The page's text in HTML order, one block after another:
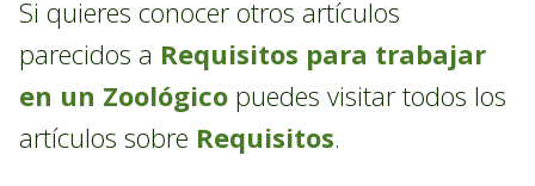
Si quieres conocer otros artículos
parecidos a Requisitos para trabajar
en un Zoológico puedes visitar todos los
artículos sobre Requisitos.